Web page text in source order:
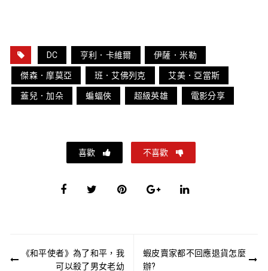
DC 亨利．卡維爾 伊薩．米勒
傑森．摩莫亞 班．艾佛列克 艾美．亞當斯
蓋兒．加朵 蝙蝠俠 超級英雄 電影分享
喜歡 不喜歡
章
《和平使者》為了和平，我
可以殺了男女老幼
蝦皮賣家都不回應退貨怎麼
辦?